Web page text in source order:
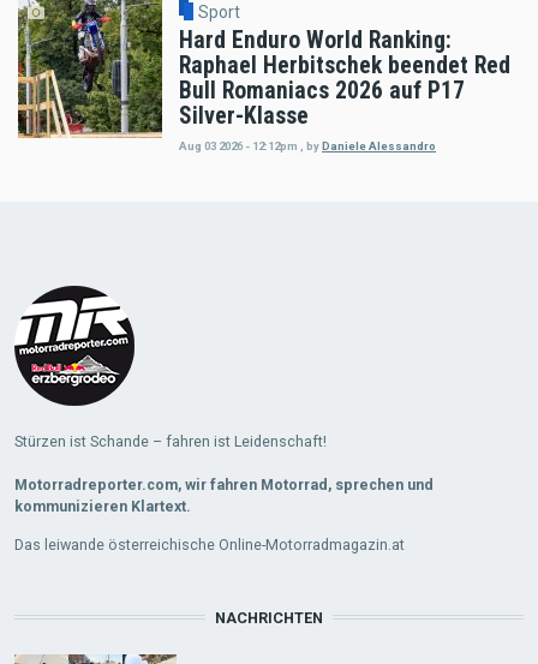
Sport
Hard Enduro World Ranking:
Raphael Herbitschek beendet Red
Bull Romaniacs 2026 auf P17
Silver-Klasse
Aug 03 2026 - 12:12pm byDaniele Alessandro
Stürzen ist Schande – fahren ist Leidenschaft!
Motorradreporter.com, wir fahren Motorrad, sprechen und
kommunizieren Klartext.
Das leiwande österreichische Online-Motorradmagazin.at
NACHRICHTEN